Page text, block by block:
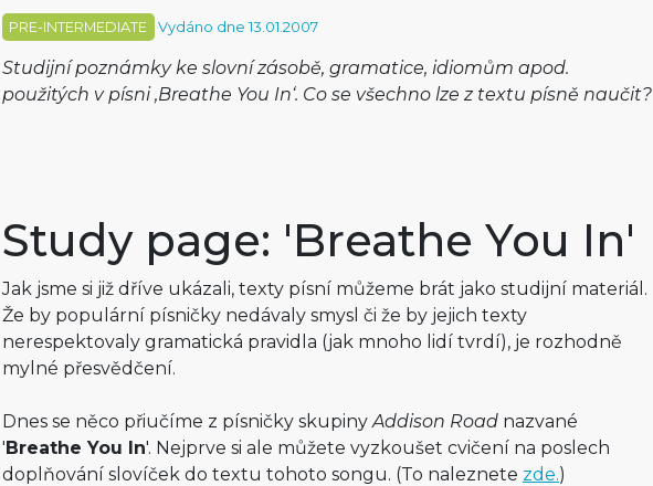
PRE-INTERMEDIATE Vydáno dne 13.01.2007
Studijní poznámky ke slovní zásobě, gramatice, idiomům apod.
použitých v písni ‚Breathe You In‘. Co se všechno lze z textu písně naučit?
Study page: 'Breathe You In'
Jak jsme si již dříve ukázali, texty písní můžeme brát jako studijní materiál.
Že by populární písničky nedávaly smysl či že by jejich texty
nerespektovaly gramatická pravidla (jak mnoho lidí tvrdí), je rozhodně
mylné přesvědčení.
Dnes se něco přiučíme z písničky skupinyAddison Roadnazvané
'Breathe You In'. Nejprve si ale můžete vyzkoušet cvičení na poslech
doplňování slovíček do textu tohoto songu. (To naleznete zde.)